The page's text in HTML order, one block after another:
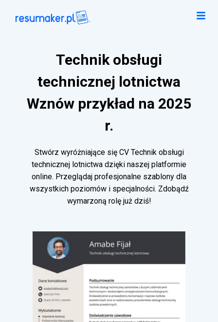
Technik obsługi
technicznej lotnictwa
Wznów przykład na 2025
r.
Stwórz wyróżniające się CV Technik obsługi
technicznej lotnictwa dzięki naszej platformie
online. Przeglądaj profesjonalne szablony dla
wszystkich poziomów i specjalności. Zdobądź
wymarzoną rolę już dziś!